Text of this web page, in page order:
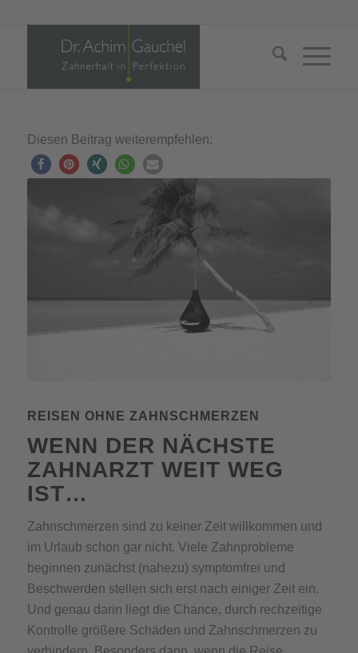
Diesen Beitrag weiterempfehlen:
REISEN OHNE ZAHNSCHMERZEN
WENN DER NÄCHSTE
ZAHNARZT WEIT WEG
IST…
Zahnschmerzen sind zu keiner Zeit willkommen und
im Urlaub schon gar nicht. Viele Zahnprobleme
beginnen zunächst (nahezu) symptomfrei und
Beschwerden stellen sich erst nach einiger Zeit ein.
Und genau darin liegt die Chance, durch rechzeitige
Kontrolle größere Schäden und Zahnschmerzen zu